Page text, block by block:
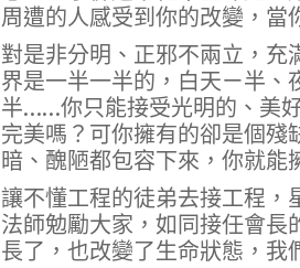
周遭的人感受到你的改變，當
對是非分明、正邪不兩立，
界是一半一半的，白天ㄧ半
半……你只能接受光明的、美
完美嗎？可你擁有的卻是個
暗、醜陋都包容下來，你就能
讓不懂工程的徒弟去接工程，
法師勉勵大家，如同接任會
長了，也改變了生命狀態，我